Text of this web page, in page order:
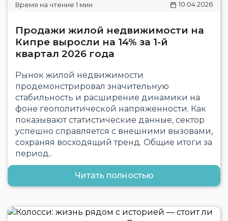
10.04.2026
Продажи жилой недвижимости на
Кипре выросли на 14% за 1-й
квартал 2026 года
Рынок жилой недвижимости
продемонстрировал значительную
стабильность и расширение динамики на
фоне геополитической напряженности. Как
показывают статистические данные, сектор
успешно справляется с внешними вызовами,
сохраняя восходящий тренд. Общие итоги за
период..
Читать полностью